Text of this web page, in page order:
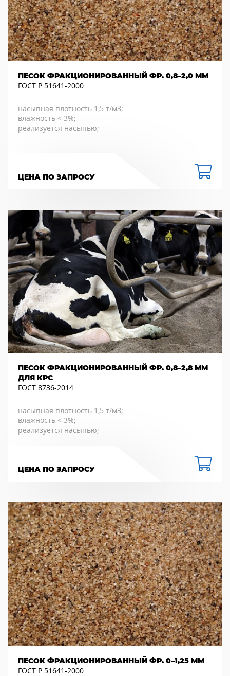
ПЕСОК ФРАКЦИОНИРОВАННЫЙ ФР. 0,8–2,0 ММ
ГОСТ Р 51641-2000
насыпная плотность 1,5 т/м3;
влажность < 3%;
реализуется насыпью;
ЦЕНА ПО ЗАПРОСУ
ПЕСОК ФРАКЦИОНИРОВАННЫЙ ФР. 0,8–2,8 ММ
ДЛЯ КРС
ГОСТ 8736-2014
насыпная плотность 1,5 т/м3;
влажность < 3%;
реализуется насыпью;
ЦЕНА ПО ЗАПРОСУ
ПЕСОК ФРАКЦИОНИРОВАННЫЙ ФР. 0–1,25 ММ
ГОСТ Р 51641-2000